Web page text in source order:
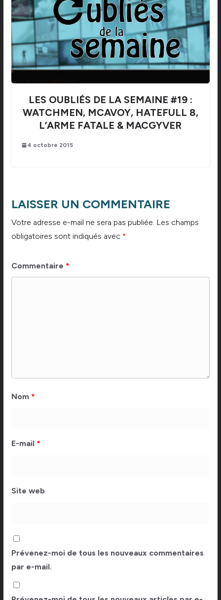
LES OUBLIÉS DE LA SEMAINE #19 :
WATCHMEN, MCAVOY, HATEFULL 8,
L’ARME FATALE & MACGYVER
4 octobre 2015
LAISSER UN COMMENTAIRE
Votre adresse e-mail ne sera pas publiée. Les champs
obligatoires sont indiqués avec *
Commentaire *
Nom *
E-mail *
Site web
Prévenez-moi de tous les nouveaux commentaires
par e-mail.